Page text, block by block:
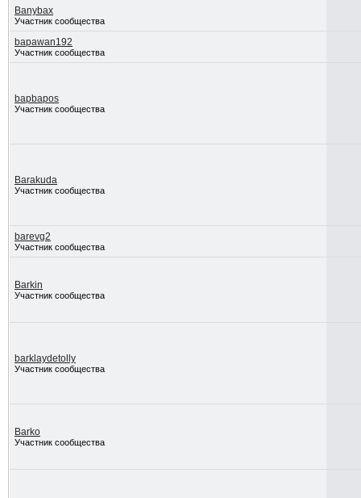
Banybax
Участник сообщества
bapawan192
Участник сообщества
bapbapos
Участник сообщества
Barakuda
Участник сообщества
barevg2
Участник сообщества
Barkin
Участник сообщества
barklaydetolly
Участник сообщества
Barko
Участник сообщества